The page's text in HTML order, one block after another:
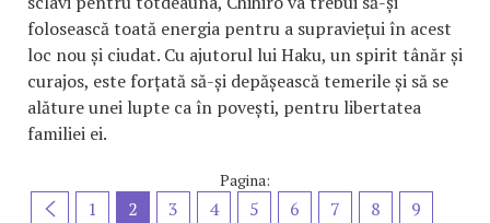
folosească toată energia pentru a supraviețui în acest
loc nou și ciudat. Cu ajutorul lui Haku, un spirit tânăr și
curajos, este forțată să-și depășească temerile și să se
alăture unei lupte ca în povești, pentru libertatea
familiei ei.
Pagina:
1 2 3 4 5 6 7 8 9